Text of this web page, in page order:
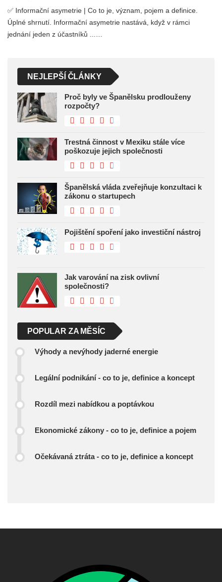
✅ Informační asymetrie | Co to je, význam, pojem a definice.
Úplné shrnutí. Informační asymetrie nastává, když v rámci
jednání jeden z účastníků ...…
NEJLEPŠÍ ČLÁNKY
Proč byly ve Španělsku prodlouženy
rozpočty?
Trestná činnost v Mexiku stále více
poškozuje jejich společnosti
Španělská vláda zveřejňuje konzultaci k
zákonu o startupech
Pojištění spoření jako investiční nástroj
Jak varování na zisk ovlivní
společnosti?
POPULAR ZA MĚSÍC
Výhody a nevýhody jaderné energie
Legální podnikání - co to je, definice a koncept
Rozdíl mezi nabídkou a poptávkou
Ekonomické zákony - co to je, definice a pojem
Očekávaná ztráta - co to je, definice a koncept